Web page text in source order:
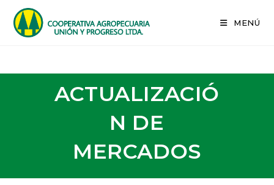
MENÚ
ACTUALIZACIÓ
N DE
MERCADOS